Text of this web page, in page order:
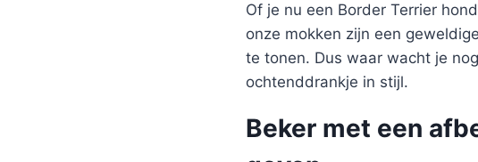
Of je nu een Border Terrier
onze mokken zijn een
te tonen. Dus waar wacht je
ochtenddrankje in stijl.
Beker met een